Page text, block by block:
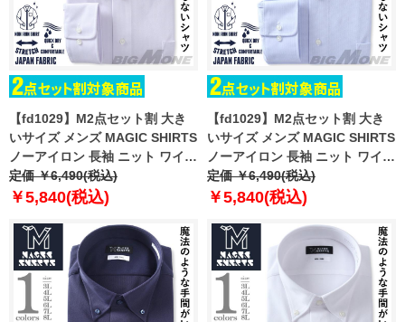
【fd1029】M2点セット割 大き
いサイズ メンズ MAGIC SHIRTS
ノーアイロン 長袖 ニット ワイシ
ャツ ボタンダウン 吸水速乾 スト
レッチ 日本製生地使用 ewma99-
定価 ￥6,490(税込)
￥5,840(税込)
【fd1029】M2点セット割 大き
いサイズ メンズ MAGIC SHIRTS
ノーアイロン 長袖 ニット ワイシ
ャツ ボタンダウン 吸水速乾 スト
レッチ 日本製生地使用 ewma99-
定価 ￥6,490(税込)
￥5,840(税込)